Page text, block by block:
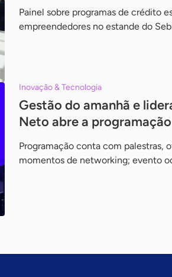
Painel sobre programas de crédito
empreendedores no estande do
Inovação & Tecnologia
Gestão do amanhã e
Neto abre a
Programação conta com palestras,
momentos de networking; evento